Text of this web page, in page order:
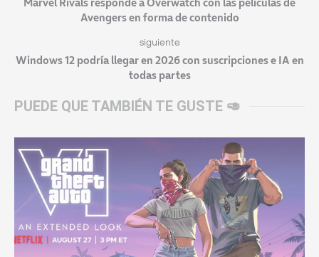
Avengers en forma de contenido
siguiente
Windows 12 podría llegar en 2026 con suscripciones e IA en
todas partes
PUEDE QUE TAMBIÉN TE GUSTE 🥑